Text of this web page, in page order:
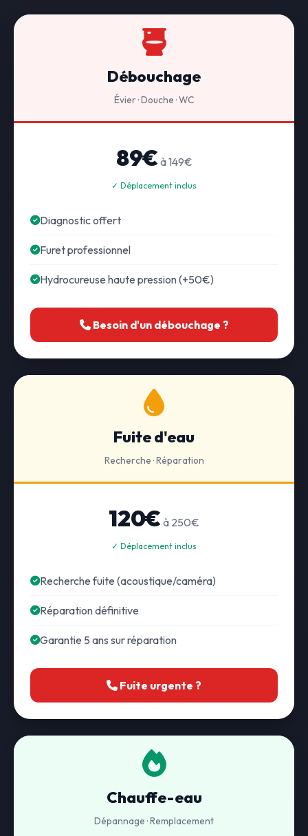
Débouchage
Évier · Douche · WC
89€ à 149€
✓ Déplacement inclus
Diagnostic offert
Furet professionnel
Hydrocureuse haute pression (+50€)
Besoin d'un débouchage ?
Fuite d'eau
Recherche · Réparation
120€ à 250€
✓ Déplacement inclus
Recherche fuite (acoustique/caméra)
Réparation définitive
Garantie 5 ans sur réparation
Fuite urgente ?
Chauffe-eau
Dépannage · Remplacement